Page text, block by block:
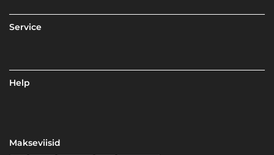
Service
Help
Makseviisid